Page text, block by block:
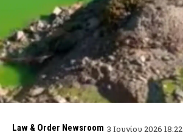
Law & Order Newsroom 3 Ιουνίου 2026 18:22